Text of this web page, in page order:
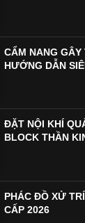
CẨM NANG GÂY
HƯỚNG DẪN
ĐẶT NỘI KHÍ
BLOCK THẦN
PHÁC ĐỒ XỬ
CẤP 2026